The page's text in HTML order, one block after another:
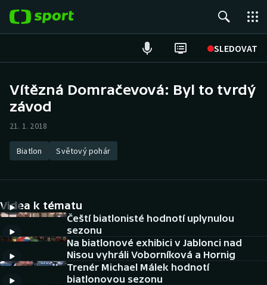
SLEDOVAT
Hokej
Atletika
DALŠÍ SPORTY
Americký fotbal
Baseball a softbal
NEPŘEHLÉDNĚTE
Vítězná Domračevová: Byl to tvrdý
závod
21. 1. 2018
Biatlon Světový pohár
Videa k tématu
Čeští biatlonisté hodnotí uplynulou
sezonu
Na biatlonové exhibici v Jablonci nad
Nisou vyhráli Voborníková a Hornig
Trenér Michael Málek hodnotí
biatlonovou sezonu